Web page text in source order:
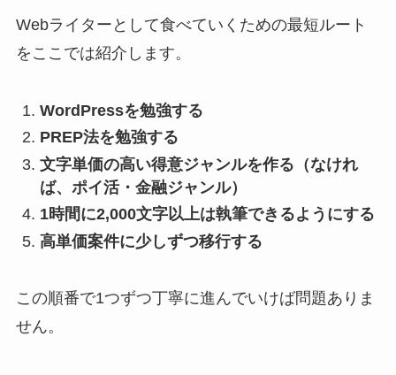
Webライターとして食べていくための最短ルート
をここでは紹介します。
WordPressを勉強する
PREP法を勉強する
文字単価の高い得意ジャンルを作る（なけれ
ば、ポイ活・金融ジャンル）
1時間に2,000文字以上は執筆できるようにする
高単価案件に少しずつ移行する
この順番で1つずつ丁寧に進んでいけば問題ありま
せん。